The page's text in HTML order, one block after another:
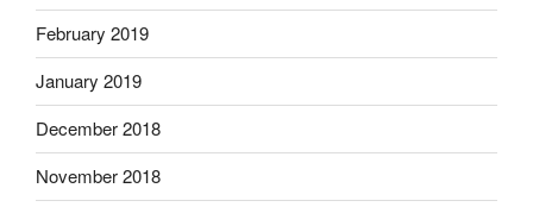
February 2019
January 2019
December 2018
November 2018